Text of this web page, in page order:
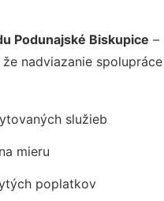
Podunajské Biskupice –
nadviazanie
služieb
mieru
poplatkov